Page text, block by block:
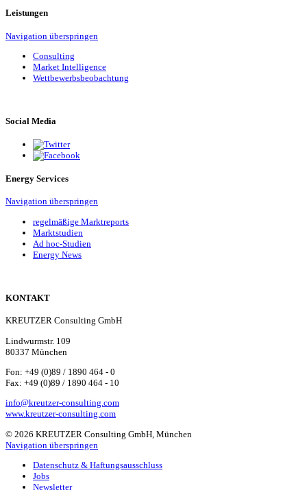
Leistungen
Navigation überspringen
Consulting
Market Intelligence
Wettbewerbs­beobachtung
Social Media
Energy Services
Navigation überspringen
regelmäßige Marktreports
Marktstudien
Ad hoc-Studien
Energy News
KONTAKT
KREUTZER Consulting GmbH
Lindwurmstr. 109
80337 München
Fon: +49 (0)89 / 1890 464 - 0
Fax: +49 (0)89 / 1890 464 - 10
info@kreutzer-consulting.com
www.kreutzer-consulting.com
© 2026 KREUTZER Consulting GmbH, München
Navigation überspringen
Datenschutz & Haftungsausschluss
Jobs
Newsletter